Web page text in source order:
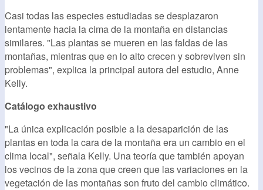
Casi todas las especies estudiadas se desplazaron
lentamente hacia la cima de la montaña en distancias
similares. "Las plantas se mueren en las faldas de las
montañas, mientras que en lo alto crecen y sobreviven sin
problemas", explica la principal autora del estudio, Anne
Kelly.
Catálogo exhaustivo
"La única explicación posible a la desaparición de las
plantas en toda la cara de la montaña era un cambio en el
clima local", señala Kelly. Una teoría que también apoyan
los vecinos de la zona que creen que las variaciones en la
vegetación de las montañas son fruto del cambio climático.